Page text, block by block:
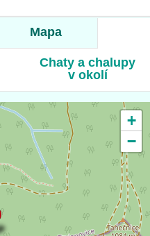
Mapa
Chaty a chalupy
v okolí
+
−